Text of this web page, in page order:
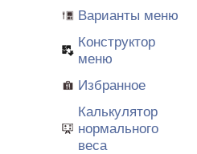
Варианты меню
Конструктор
меню
Избранное
Калькулятор
нормального
веса